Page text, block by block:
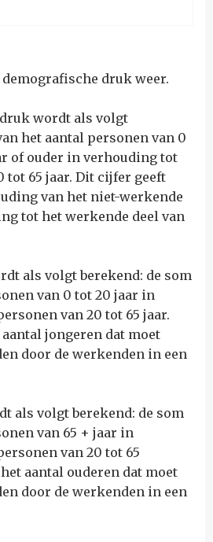
druk weer.
wordt als volgt
het aantal personen van 0
of ouder in verhouding tot
tot 65 jaar. Dit cijfer geeft
van het niet-werkende
tot het werkende deel van
als volgt berekend: de som
van 0 tot 20 jaar in
van 20 tot 65 jaar.
jongeren dat moet
door de werkenden in een
als volgt berekend: de som
van 65 + jaar in
van 20 tot 65
aantal ouderen dat moet
door de werkenden in een